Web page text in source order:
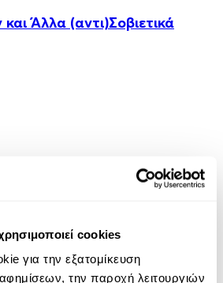
cookies
για την εξατομίκευση
την παροχή λειτουργιών
Άλλα (αντι)Σοβιετικά
την Ιστορία